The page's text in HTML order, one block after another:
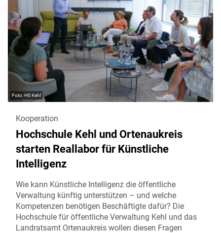
HS Kehl
Kooperation
Hochschule Kehl und Ortenaukreis
starten Reallabor für Künstliche
Intelligenz
Wie kann Künstliche Intelligenz die öffentliche
Verwaltung künftig unterstützen – und welche
Kompetenzen benötigen Beschäftigte dafür? Die
Hochschule für öffentliche Verwaltung Kehl und das
Landratsamt Ortenaukreis wollen diesen Fragen